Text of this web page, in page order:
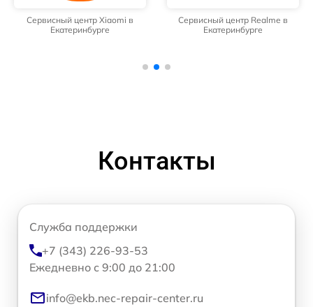
Сервисный центр Xiaomi в
Екатеринбурге
Сервисный центр Realme в
Екатеринбурге
Контакты
Служба поддержки
+7 (343) 226-93-53
Ежедневно с 9:00 до 21:00
info@ekb.nec-repair-center.ru